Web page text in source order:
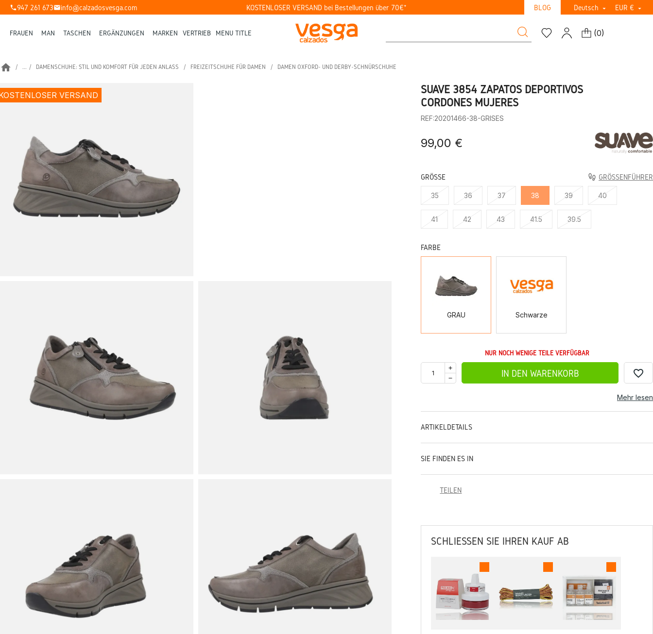
phone947 261 673mailinfo@calzadosvesga.com KOSTENLOSER VERSAND bei Bestellungen über 70€* BLOG Deutsch  EUR € 
FRAUEN MAN TASCHEN ERGÄNZUNGEN MARKEN VERTRIEB MENU TITLE (0)
home ... DAMENSCHUHE: STIL UND KOMFORT FÜR JEDEN ANLASS FREIZEITSCHUHE FÜR DAMEN DAMEN OXFORD- UND DERBY-SCHNÜRSCHUHE
VERSAND
SUAVE 3854 ZAPATOS DEPORTIVOS
CORDONES MUJERES
REF:20201466-38-GRISES
99,00 €
GRÖSSE GRÖSSENFÜHRER
35 36 37 38 39 40
41 42 43 41.5 39.5
FARBE
GRAU Schwarze
NUR NOCH WENIGE TEILE VERFÜGBAR
IN DEN WARENKORB favorite_border
Mehr lesen
ARTIKELDETAILS
SIE FINDEN ES IN
TEILEN
SCHLIESSEN SIE IHREN KAUF AB